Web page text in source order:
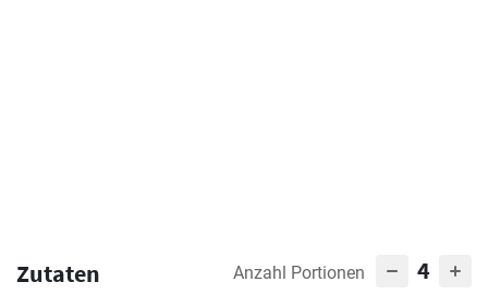
Zutaten Anzahl Portionen 4